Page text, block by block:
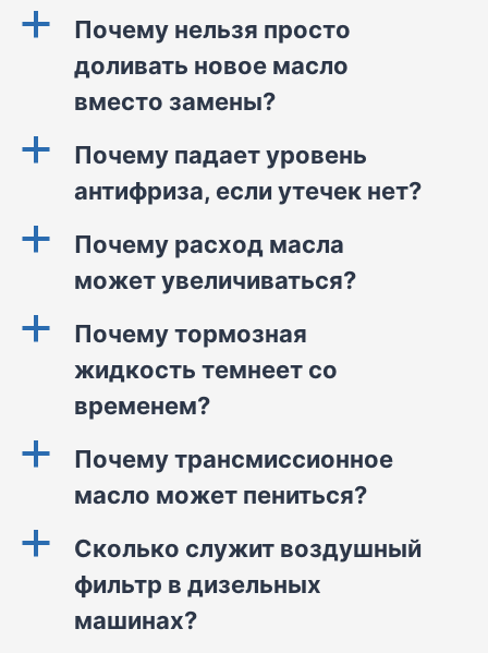
a
Почему нельзя просто
доливать новое масло
вместо замены?
a
Почему падает уровень
антифриза, если утечек нет?
a
Почему расход масла
может увеличиваться?
a
Почему тормозная
жидкость темнеет со
временем?
a
Почему трансмиссионное
масло может пениться?
a
Сколько служит воздушный
фильтр в дизельных
машинах?